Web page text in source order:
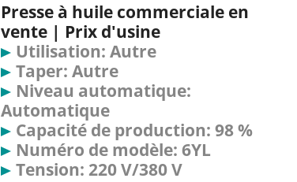
Presse à huile commerciale en
vente | Prix d'usine
Utilisation: Autre
Taper: Autre
Niveau automatique:
Automatique
Capacité de production: 98 %
Numéro de modèle: 6YL
Tension: 220 V/380 V